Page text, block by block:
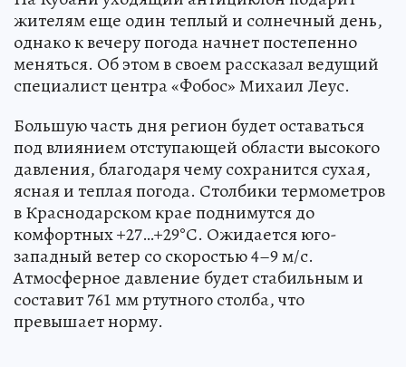
жителям еще один теплый и солнечный день,
однако к вечеру погода начнет постепенно
меняться. Об этом в своем рассказал ведущий
специалист центра «Фобос» Михаил Леус.
Большую часть дня регион будет оставаться
под влиянием отступающей области высокого
давления, благодаря чему сохранится сухая,
ясная и теплая погода. Столбики термометров
в Краснодарском крае поднимутся до
комфортных +27…+29°С. Ожидается юго-
западный ветер со скоростью 4–9 м/с.
Атмосферное давление будет стабильным и
составит 761 мм ртутного столба, что
превышает норму.